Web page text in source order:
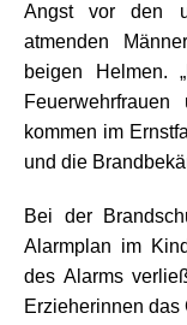
Angst vor den
atmenden
beigen Helmen.
kommen im
und die
Bei der
Alarmplan im
des Alarms
Erzieherinnen das